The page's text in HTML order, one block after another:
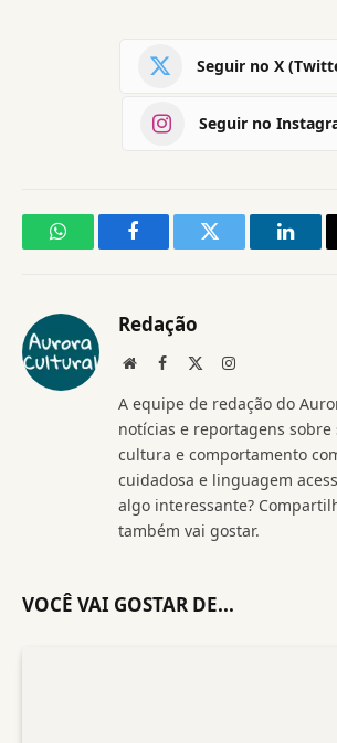
Seguir no X
Seguir no
WhatsAppFacebookTwitter
Redação
WebsiteFacebook Instagram
A equipe de redação do
notícias e reportagens sobre
cultura e comportamento
cuidadosa e linguagem
algo interessante?
também vai gostar.
VOCÊ VAI GOSTAR DE...